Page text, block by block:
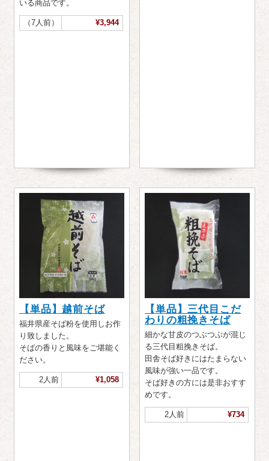
いる商品です。
（7人前） ¥3,944
【単品】越前そば
福井県産そば粉を使用しお作
り致しました。
そばの香りと風味をご堪能く
ださい。
2人前 ¥1,058
【単品】三代目こだ
わりの粗挽きそば
細かな甘皮のつぶつぶが混じ
る三代目粗挽きそば。
田舎そば好きにはたまらない
風味が強い一品です。
そば好きの方には是非おすす
めです。
2人前 ¥734